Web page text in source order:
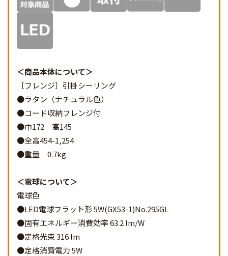
商品本体について
［フレンジ］引掛シーリング
●ラタン（ナチュラル色）
●コード収納フレンジ付
●巾172 高145
●全高454-1,254
●重量 0.7kg
電球について
電球色
●LED電球フラット形 5W(GX53-1)No.295GL
●固有エネルギー消費効率 63.2 lm/W
●定格光束 316 lm
●定格消費電力 5W